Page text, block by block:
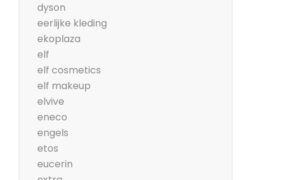
dyson
eerlijke kleding
ekoplaza
elf
elf cosmetics
elf makeup
elvive
eneco
engels
etos
eucerin